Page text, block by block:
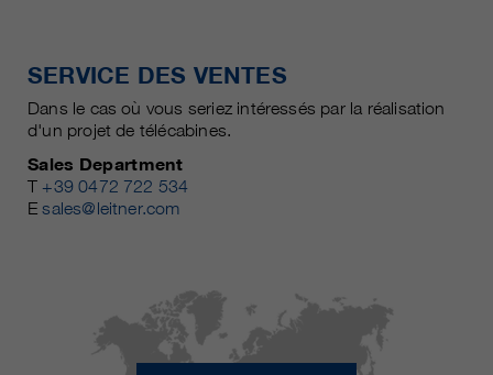
SERVICE DES VENTES
Dans le cas où vous seriez intéressés par la réalisation
d'un projet de télécabines.
Sales Department
T +39 0472 722 534
Esales@leitner.com